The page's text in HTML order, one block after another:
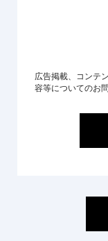
広告掲載、コンテ
容等についてのお